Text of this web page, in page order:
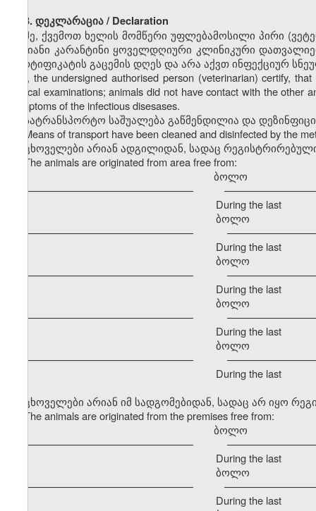
3. დეკლარაცია / Declaration
მე, ქვემოთ ხელის მომწერი უფლებამოსილი პირი
დღიანი კარანტინი ყოველდღიური კლინიკური
სერტიფიკატის გაცემის დღეს და არა აქვთ ინფექციურ
I, the undersigned authorised person (veterinarian) certify,
clinical examinations; animals did not have contact with the
symptoms of the infectious disesases.
სატრანსპორტო საშუალება გაწმენდილია და
Means of transport have been cleaned and disinfected by the
ცხოველები არიან ადგილიდან, სადაც
The animals are originated from area free from:
ბოლო
––––––––––––––––––––––––––––––
During the last
ბოლო
––––––––––––––––––––––––––––––
During the last
ბოლო
––––––––––––––––––––––––––––––
During the last
ბოლო
––––––––––––––––––––––––––––––
During the last
ბოლო
––––––––––––––––––––––––––––––
During the last
ცხოველები არიან იმ სადგომებიდან, სადაც არ იყო
The animals are originated from the premises free from:
ბოლო
––––––––––––––––––––––––––––––
During the last
ბოლო
––––––––––––––––––––––––––––––
During the last